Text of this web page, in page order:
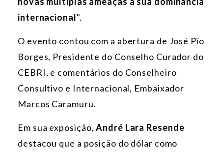
internacional".
O evento contou com a abertura de José Pio
Borges, Presidente do Conselho Curador do
CEBRI, e comentários do Conselheiro
Consultivo e Internacional, Embaixador
Marcos Caramuru.
Em sua exposição,André Lara Resende
destacou que a posição do dólar como